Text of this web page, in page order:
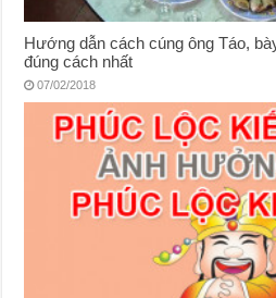
Hướng dẫn cách cúng ông Táo,
đúng cách nhất
07/02/2018